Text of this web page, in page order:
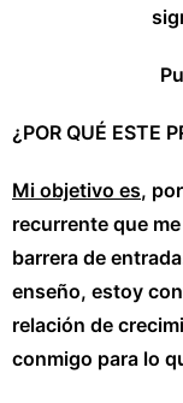
¿POR QUÉ ESTE
Mi objetivo es,
recurrente que
barrera de
enseño, estoy
relación de
conmigo para lo